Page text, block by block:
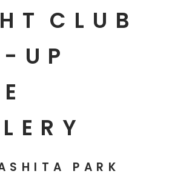
CLUB
UP
PARK